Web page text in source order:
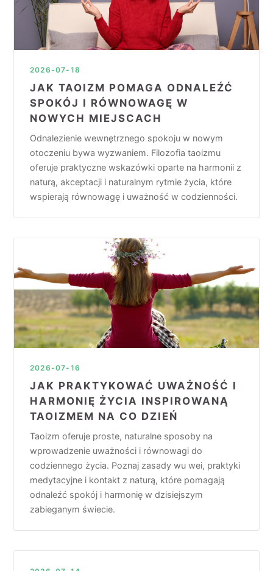
2026-07-18
JAK TAOIZM POMAGA ODNALEŹĆ
SPOKÓJ I RÓWNOWAGĘ W
NOWYCH MIEJSCACH
Odnalezienie wewnętrznego spokoju w nowym
otoczeniu bywa wyzwaniem. Filozofia taoizmu
oferuje praktyczne wskazówki oparte na harmonii z
naturą, akceptacji i naturalnym rytmie życia, które
wspierają równowagę i uważność w codzienności.
2026-07-16
JAK PRAKTYKOWAĆ UWAŻNOŚĆ I
HARMONIĘ ŻYCIA INSPIROWANĄ
TAOIZMEM NA CO DZIEŃ
Taoizm oferuje proste, naturalne sposoby na
wprowadzenie uważności i równowagi do
codziennego życia. Poznaj zasady wu wei, praktyki
medytacyjne i kontakt z naturą, które pomagają
odnaleźć spokój i harmonię w dzisiejszym
zabieganym świecie.